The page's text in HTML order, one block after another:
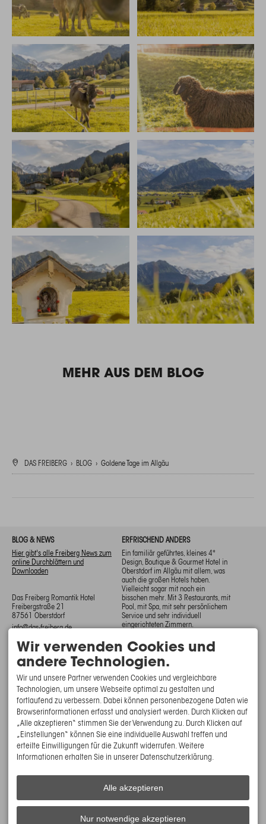
MEHR AUS DEM BLOG
DAS FREIBERG › BLOG › Goldene Tage im Allgäu
BLOG & NEWS
Hier gibt's alle Freiberg News zum
online Durchblättern und
Downloaden
Das Freiberg Romantik Hotel
Freibergstraße 21
87561 Oberstdorf
info@das-freiberg.de
ERFRISCHEND ANDERS
Ein familiär geführtes, kleines 4*
Design, Boutique & Gourmet Hotel in
Oberstdorf im Allgäu mit allem, was
auch die großen Hotels haben.
Vielleicht sogar mit noch ein
bisschen mehr. Mit 3 Restaurants, mit
Pool, mit Spa, mit sehr persönlichem
Service und sehr individuell
eingerichteten Zimmern.
FETZ FAMILE
Das Freiberg Romantik Hotel
Das Fetzwerk
Das Maxi
Das Jagdhaus
Oberstdorf Café
Oberstdorf Erleben
SERVICE
Hotel buchen
Hotel anfragen
Stornobedingungen
AGBs
Newsletter
Jobs
Wir verwenden Cookies und
andere Technologien.
Wir und unsere Partner verwenden Cookies und vergleichbare
Technologien, um unsere Webseite optimal zu gestalten und
fortlaufend zu verbessern. Dabei können personenbezogene Daten wie
Browserinformationen erfasst und analysiert werden. Durch Klicken auf
„Alle akzeptieren“ stimmen Sie der Verwendung zu. Durch Klicken auf
„Einstellungen“ können Sie eine individuelle Auswahl treffen und
erteilte Einwilligungen für die Zukunft widerrufen. Weitere
Informationen erhalten Sie in unserer Datenschutzerklärung.
Alle akzeptieren
Nur notwendige akzeptieren